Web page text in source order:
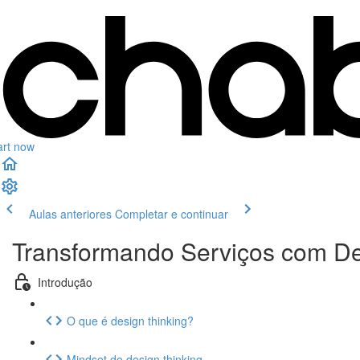
now
Aulas anteriores Completar e continuar
Transformando Serviços com
Introdução
O que é design thinking?